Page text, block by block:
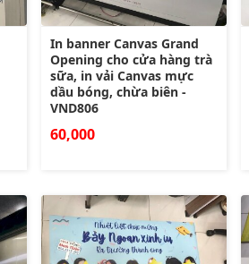
In banner Canvas Grand
Opening cho cửa hàng trà
sữa, in vải Canvas mực
dầu bóng, chừa biên -
VND806
60,000